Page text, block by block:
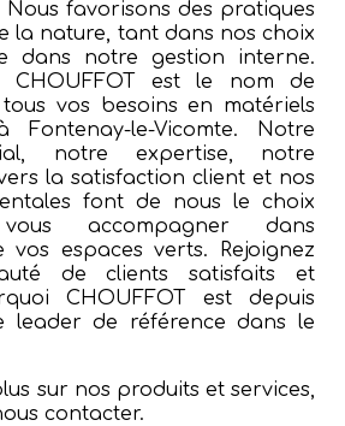
Nous favorisons des pratiques
la nature, tant dans nos choix
dans notre gestion interne.
CHOUFFOT est le nom de
vos besoins en matériels
le-Vicomte. Notre
notre expertise, notre
la satisfaction client et nos
font de nous le choix
accompagner dans
vos espaces verts. Rejoignez
de clients satisfaits et
CHOUFFOT est depuis
leader de référence dans le
sur nos produits et services,
contacter.